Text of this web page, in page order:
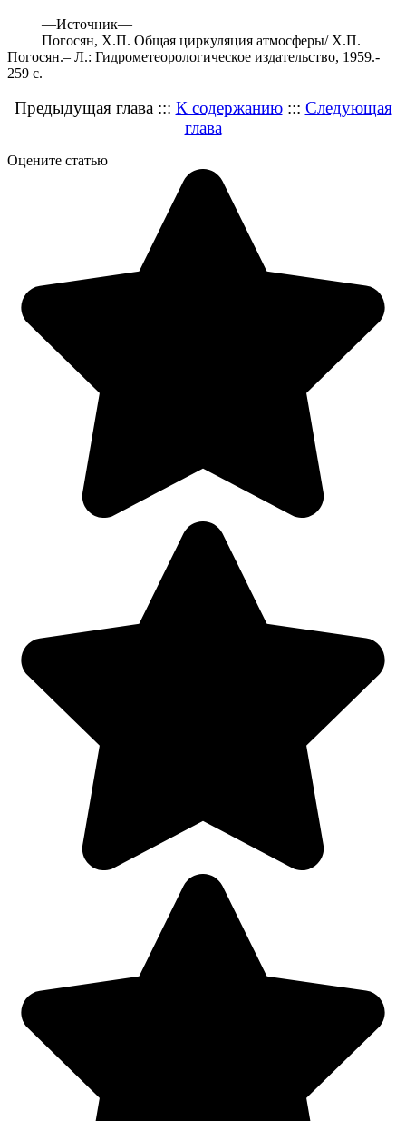
—Источник—
Погосян, Х.П. Общая циркуляция атмосферы/ Х.П.
Погосян.– Л.: Гидрометеорологическое издательство, 1959.-
259 с.
Предыдущая глава ::: К содержанию::: Следующая
глава
Оцените статью